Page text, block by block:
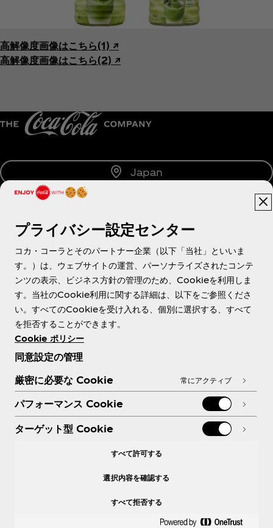
高解像度画像はこちら(1) ↗︎
高解像度画像はこちら(2) ↗︎
Japan
About us
Need help?
各種ポリシー
プライバシー設定センター
コカ・コーラとそのパートナー企業（以下「当社」といいま
す。）は、ウェブサイトの運営、パーソナライズされたコンテ
ンツの表示、ビジネス方針の管理のため、Cookieを利用しま
す。当社のCookie利用に関する詳細は、以下をご参照くださ
い。すべてのCookieを受け入れる、個別に選択する、すべて
を拒否することができます。
Cookie ポリシー
同意設定の管理
厳密に必要な Cookie
常にアクティブ
パフォーマンス Cookie
ターゲット型 Cookie
すべて許可する
すべて拒否する
選択内容を確認する